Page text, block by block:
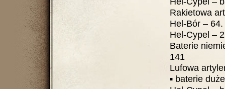
Rakietowa
Hel-Bór –
Hel-Cypel –
Baterie
141
Lufowa
▪ baterie